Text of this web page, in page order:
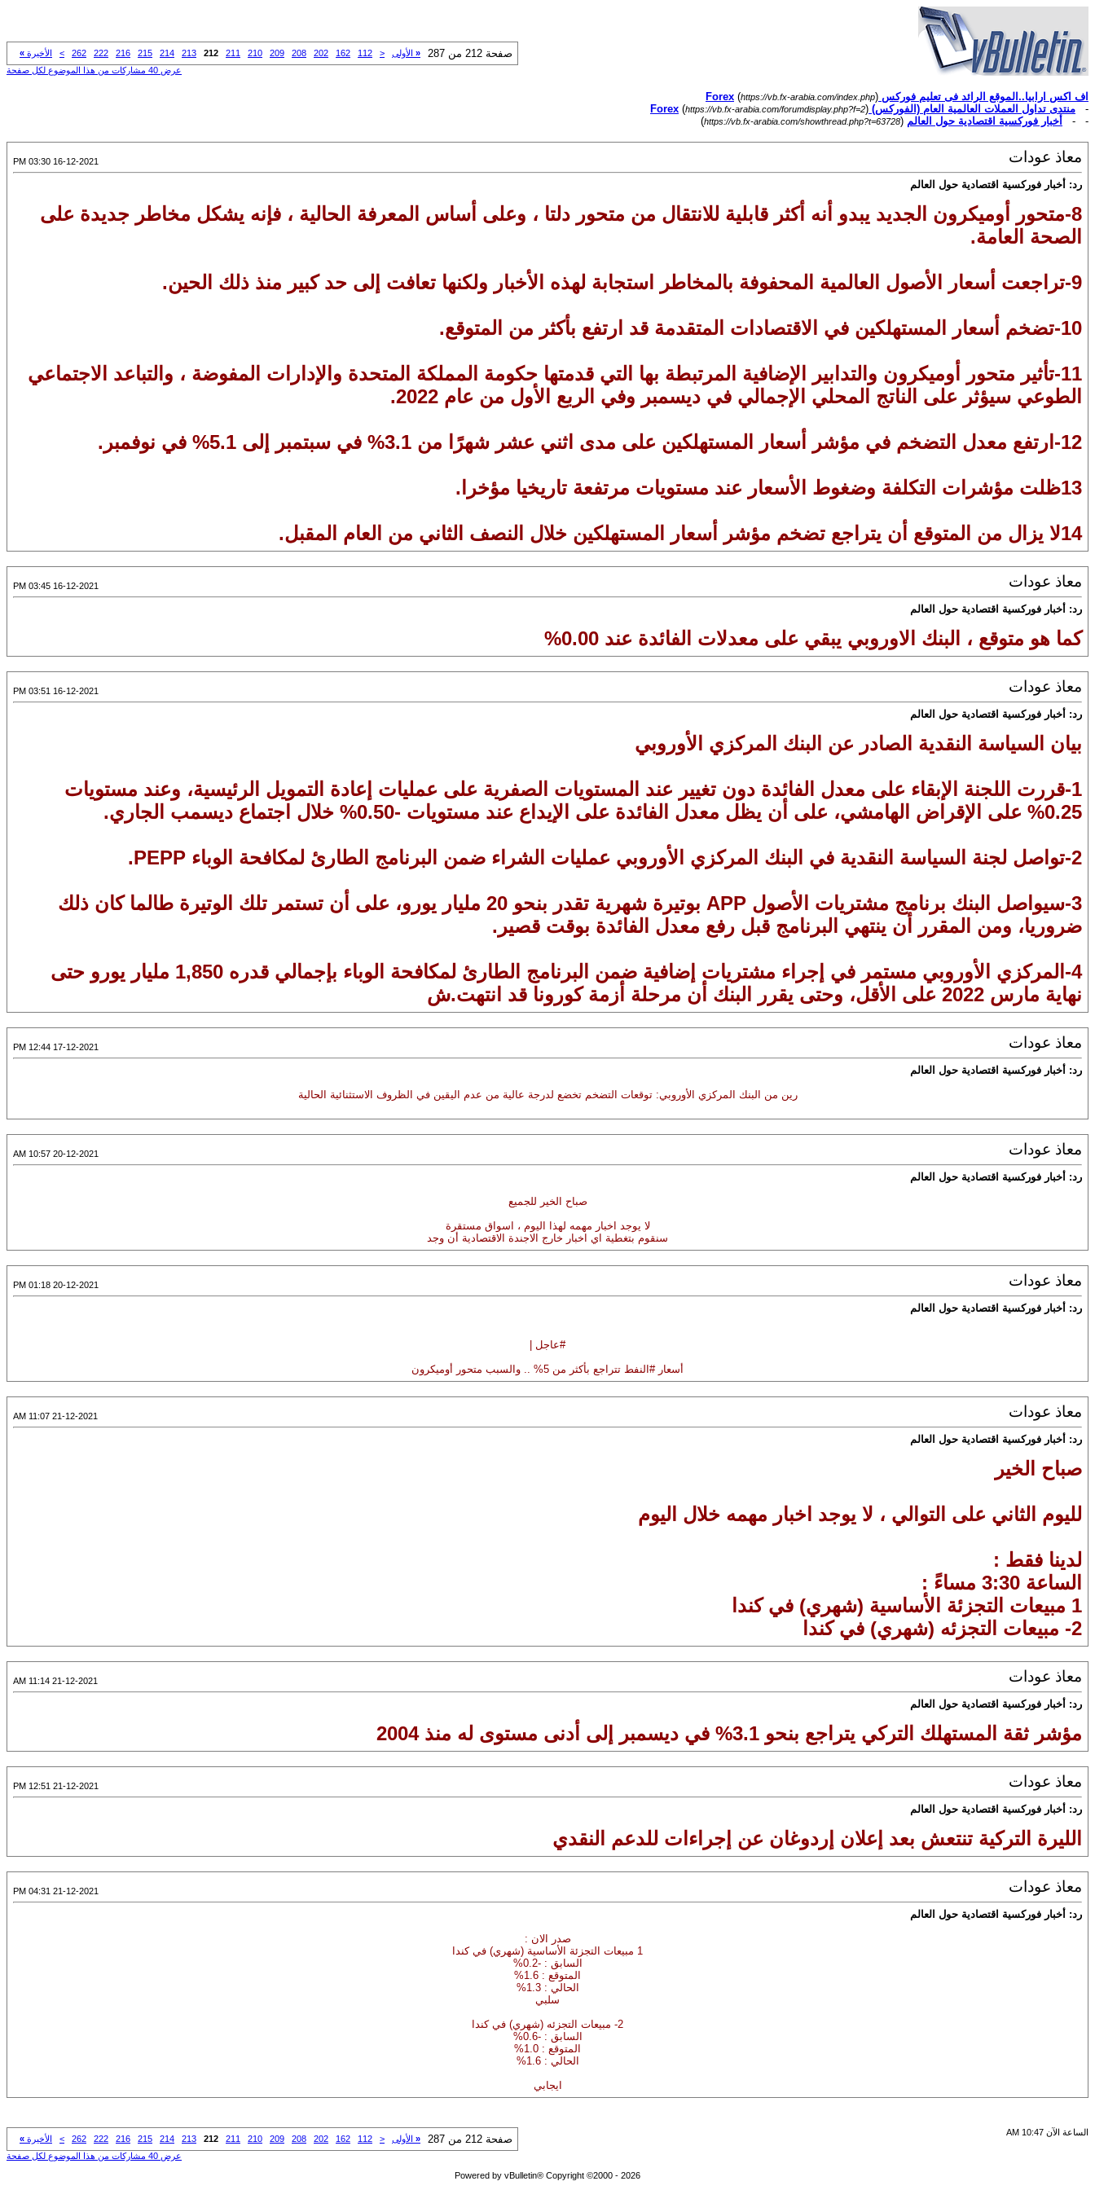
صفحة 212 من 287 « الأولى <
112
162
202
208
209
210
211
212
213
214
215
216
222
262
> الأخيرة »
عرض 40 مشاركات من هذا الموضوع لكل صفحة
اف اكس ارابيا..الموقع الرائد فى تعليم فوركس Forex (https://vb.fx-arabia.com/index.php)
- منتدى تداول العملات العالمية العام (الفوركس) Forex (https://vb.fx-arabia.com/forumdisplay.php?f=2)
- -
أخبار فوركسية اقتصادية حول العالم (
https://vb.fx-arabia.com/showthread.php?t=63728
)
معاذ عودات 16-12-2021 03:30 PM
رد: أخبار فوركسية اقتصادية حول العالم
8-متحور أوميكرون الجديد يبدو أنه أكثر قابلية للانتقال من متحور دلتا ، وعلى أساس المعرفة الحالية ، فإنه يشكل مخاطر جديدة على
الصحة العامة.
9-تراجعت أسعار الأصول العالمية المحفوفة بالمخاطر استجابة لهذه الأخبار ولكنها تعافت إلى حد كبير منذ ذلك الحين.
10-تضخم أسعار المستهلكين في الاقتصادات المتقدمة قد ارتفع بأكثر من المتوقع.
11-تأثير متحور أوميكرون والتدابير الإضافية المرتبطة بها التي قدمتها حكومة المملكة المتحدة والإدارات المفوضة ، والتباعد الاجتماعي
الطوعي سيؤثر على الناتج المحلي الإجمالي في ديسمبر وفي الربع الأول من عام 2022.
12-ارتفع معدل التضخم في مؤشر أسعار المستهلكين على مدى اثني عشر شهرًا من 3.1% في سبتمبر إلى 5.1% في نوفمبر.
13ظلت مؤشرات التكلفة وضغوط الأسعار عند مستويات مرتفعة تاريخيا مؤخرا.
14لا يزال من المتوقع أن يتراجع تضخم مؤشر أسعار المستهلكين خلال النصف الثاني من العام المقبل.
معاذ عودات 16-12-2021 03:45 PM
رد: أخبار فوركسية اقتصادية حول العالم
كما هو متوقع ، البنك الاوروبي يبقي على معدلات الفائدة عند 0.00%
معاذ عودات 16-12-2021 03:51 PM
رد: أخبار فوركسية اقتصادية حول العالم
بيان السياسة النقدية الصادر عن البنك المركزي الأوروبي
1-قررت اللجنة الإبقاء على معدل الفائدة دون تغيير عند المستويات الصفرية على عمليات إعادة التمويل الرئيسية، وعند مستويات
0.25% على الإقراض الهامشي، على أن يظل معدل الفائدة على الإيداع عند مستويات -0.50% خلال اجتماع ديسمب الجاري.
2-تواصل لجنة السياسة النقدية في البنك المركزي الأوروبي عمليات الشراء ضمن البرنامج الطارئ لمكافحة الوباء PEPP.
3-سيواصل البنك برنامج مشتريات الأصول APP بوتيرة شهرية تقدر بنحو 20 مليار يورو، على أن تستمر تلك الوتيرة طالما كان ذلك
ضروريا، ومن المقرر أن ينتهي البرنامج قبل رفع معدل الفائدة بوقت قصير.
4-المركزي الأوروبي مستمر في إجراء مشتريات إضافية ضمن البرنامج الطارئ لمكافحة الوباء بإجمالي قدره 1,850 مليار يورو حتى
نهاية مارس 2022 على الأقل، وحتى يقرر البنك أن مرحلة أزمة كورونا قد انتهت.ش
معاذ عودات 17-12-2021 12:44 PM
رد: أخبار فوركسية اقتصادية حول العالم
رين من البنك المركزي الأوروبي: توقعات التضخم تخضع لدرجة عالية من عدم اليقين في الظروف الاستثنائية الحالية
معاذ عودات 20-12-2021 10:57 AM
رد: أخبار فوركسية اقتصادية حول العالم
صباح الخير للجميع
لا يوجد اخبار مهمه لهذا اليوم ، اسواق مستقرة
سنقوم بتغطية اي اخبار خارج الاجندة الاقتصادية أن وجد
معاذ عودات 20-12-2021 01:18 PM
رد: أخبار فوركسية اقتصادية حول العالم
#عاجل |
أسعار #النفط تتراجع بأكثر من 5% .. والسبب متحور أوميكرون
معاذ عودات 21-12-2021 11:07 AM
رد: أخبار فوركسية اقتصادية حول العالم
صباح الخير
لليوم الثاني على التوالي ، لا يوجد اخبار مهمه خلال اليوم
لدينا فقط :
الساعة 3:30 مساءً :
1 مبيعات التجزئة الأساسية (شهري) في كندا
2- مبيعات التجزئه (شهري) في كندا
معاذ عودات 21-12-2021 11:14 AM
رد: أخبار فوركسية اقتصادية حول العالم
مؤشر ثقة المستهلك التركي يتراجع بنحو 3.1% في ديسمبر إلى أدنى مستوى له منذ 2004
معاذ عودات 21-12-2021 12:51 PM
رد: أخبار فوركسية اقتصادية حول العالم
الليرة التركية تنتعش بعد إعلان إردوغان عن إجراءات للدعم النقدي
معاذ عودات 21-12-2021 04:31 PM
رد: أخبار فوركسية اقتصادية حول العالم
صدر الان :
1 مبيعات التجزئة الأساسية (شهري) في كندا
السابق : -0.2%
المتوقع : 1.6%
الحالي : 1.3%
سلبي
2- مبيعات التجزئه (شهري) في كندا
السابق : -0.6%
المتوقع : 1.0%
الحالي : 1.6%
ايجابي
الساعة الآن 10:47 AM
صفحة 212 من 287 « الأولى <
112
162
202
208
209
210
211
212
213
214
215
216
222
262
> الأخيرة »
عرض 40 مشاركات من هذا الموضوع لكل صفحة
Powered by vBulletin® Copyright ©2000 - 2026